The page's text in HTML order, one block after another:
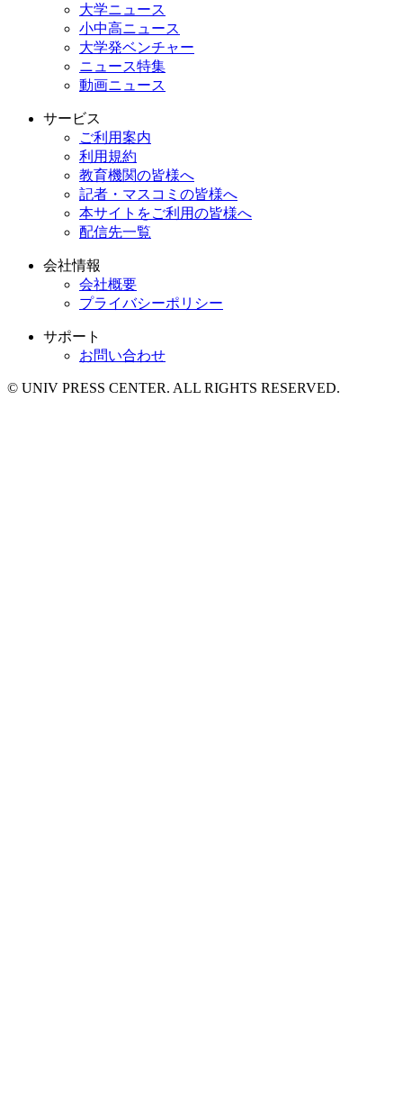
大学ニュース
小中高ニュース
大学発ベンチャー
ニュース特集
動画ニュース
サービス
ご利用案内
利用規約
教育機関の皆様へ
記者・マスコミの皆様へ
本サイトをご利用の皆様へ
配信先一覧
会社情報
会社概要
プライバシーポリシー
サポート
お問い合わせ
© UNIV PRESS CENTER. ALL RIGHTS RESERVED.